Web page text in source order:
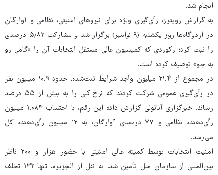
انجام شد.
به گزارش رویترز، رأی‌گیری ویژه برای نیروهای امنیتی، نظامی و آوارگان
در اردوگاه‌ها روز یکشنبه (۹ نوامبر) برگزار شد و مشارکت ۵/۸۲ درصدی
را ثبت کرد؛ رکوردی که کمیسیون عالی مستقل انتخابات آن را «گامی رو
به جلو» توصیف کرده است.
در مجموع از ۲۱.۴ میلیون واجد شرایط ثبت‌شده، حدود ۱۰.۹ میلیون نفر
در رأی‌گیری عمومی شرکت کردند که نرخ کلی را به بیش از ۵۵ درصد
رساند. خبرگزاری آناتولی گزارش داده این رقم، با احتساب ۱.۰۸۴ میلیون
رأی‌دهنده نظامی و ۷۷ درصدی آوارگان، به ۱۲ میلیون رأی‌دهنده کل
می‌رسد.
امنیت انتخابات توسط کمیته عالی امنیتی با حضور هزار و ۲۰۰ ناظر
بین‌المللی از سازمان ملل تأمین شد. به نقل از الجزیره، تنها ۱۳۲ تخلف